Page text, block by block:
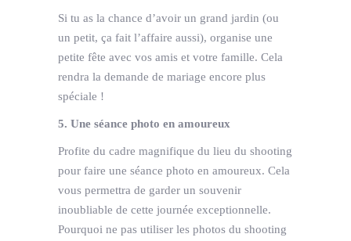
Si tu as la chance d’avoir un grand jardin (ou
un petit, ça fait l’affaire aussi), organise une
petite fête avec vos amis et votre famille. Cela
rendra la demande de mariage encore plus
spéciale !
5. Une séance photo en amoureux
Profite du cadre magnifique du lieu du shooting
pour faire une séance photo en amoureux. Cela
vous permettra de garder un souvenir
inoubliable de cette journée exceptionnelle.
Pourquoi ne pas utiliser les photos du shooting